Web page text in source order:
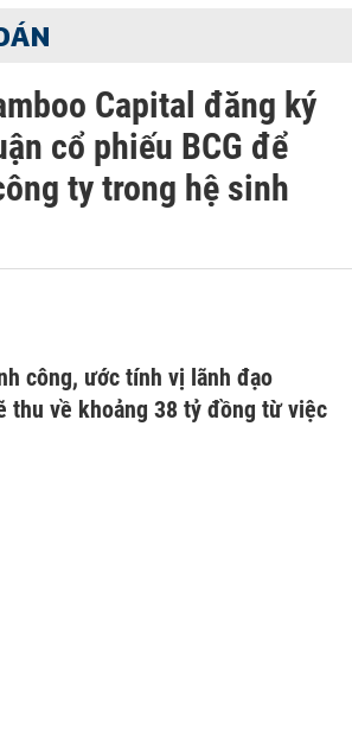
Capital đăng ký
cổ phiếu BCG để
ty trong hệ sinh
công, ước tính vị lãnh đạo
thu về khoảng 38 tỷ đồng từ việc